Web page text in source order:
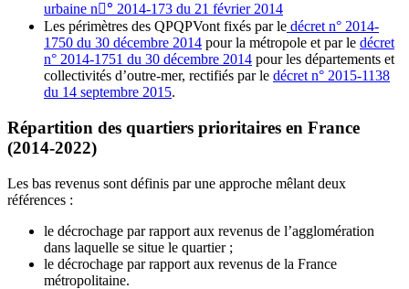
urbaine n°ٔ 2014-173 du 21 février 2014
Les périmètres des QPQPVont fixés par le décret n° 2014-
1750 du 30 décembre 2014 pour la métropole et par le décret
n° 2014-1751 du 30 décembre 2014 pour les départements et
collectivités d’outre-mer, rectifiés par le décret n° 2015-1138
du 14 septembre 2015.
Répartition des quartiers prioritaires en France
(2014-2022)
Les bas revenus sont définis par une approche mêlant deux
références :
le décrochage par rapport aux revenus de l’agglomération
dans laquelle se situe le quartier ;
le décrochage par rapport aux revenus de la France
métropolitaine.